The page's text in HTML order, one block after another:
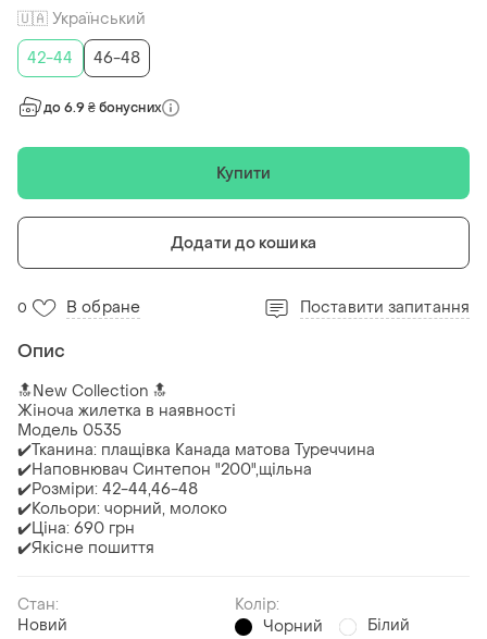
🇺🇦 Український
42-44
46-48
до 6.9 ₴ бонусних
Купити
Додати до кошика
0 В обране Поставити запитання
Опис
🔝New Сollection 🔝
Жіноча жилетка в наявності
Модель 0535
✔️Тканина: плащівка Канада матова Туреччина
✔️Наповнювач Синтепон "200",щільна
✔️Розміри: 42-44,46-48
✔️Кольори: чорний, молоко
✔️Ціна: 690 грн
✔️Якісне пошиття
Стан:
Новий
Колір:
Чорний
Білий